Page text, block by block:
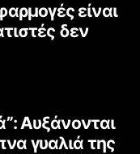
είναι
δεν
Αυξάνονται
γυαλιά της